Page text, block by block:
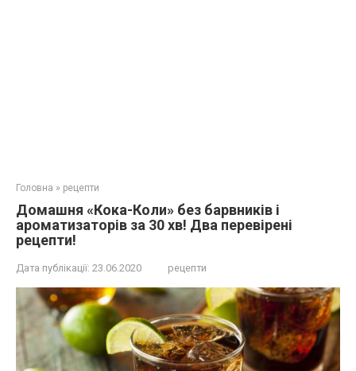
Головна » рецепти
Домашня «Кока-Коли» без барвників і
ароматизаторів за 30 хв! Два перевірені
рецепти!
Дата публікації: 23.06.2020 рецепти